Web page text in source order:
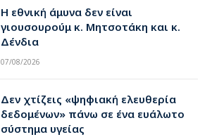
Η εθνική άμυνα δεν είναι
γιουσουρούμ κ. Μητσοτάκη και κ.
Δένδια
07/08/2026
Δεν χτίζεις «ψηφιακή ελευθερία
δεδομένων» πάνω σε ένα ευάλωτο
σύστημα υγείας